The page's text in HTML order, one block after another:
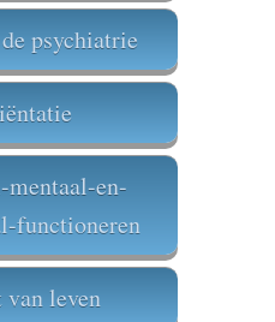
psychiatrie
en-
functioneren
leven